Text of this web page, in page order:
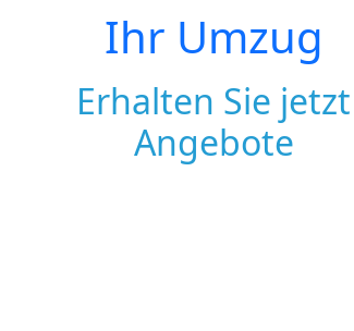
Ihr Umzug
Erhalten Sie jetzt
Angebote